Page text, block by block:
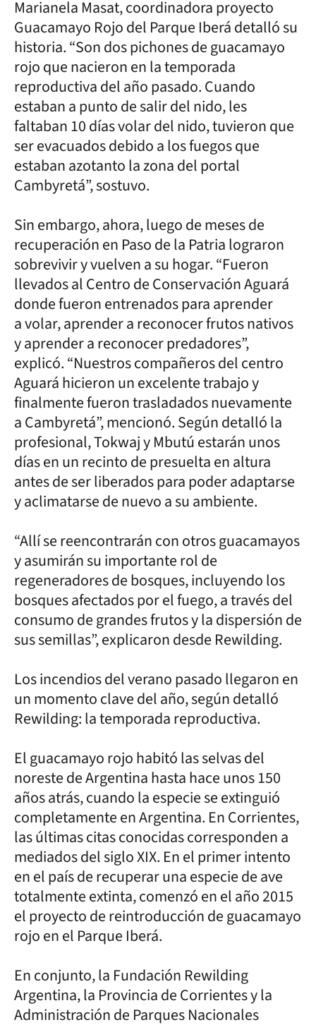
Marianela Masat, coordinadora proyecto
Guacamayo Rojo del Parque Iberá detalló su
historia. “Son dos pichones de guacamayo
rojo que nacieron en la temporada
reproductiva del año pasado. Cuando
estaban a punto de salir del nido, les
faltaban 10 días volar del nido, tuvieron que
ser evacuados debido a los fuegos que
estaban azotanto la zona del portal
Cambyretá”, sostuvo.
Sin embargo, ahora, luego de meses de
recuperación en Paso de la Patria lograron
sobrevivir y vuelven a su hogar. “Fueron
llevados al Centro de Conservación Aguará
donde fueron entrenados para aprender
a volar, aprender a reconocer frutos nativos
y aprender a reconocer predadores”,
explicó. “Nuestros compañeros del centro
Aguará hicieron un excelente trabajo y
finalmente fueron trasladados nuevamente
a Cambyretá”, mencionó. Según detalló la
profesional, Tokwaj y Mbutú estarán unos
días en un recinto de presuelta en altura
antes de ser liberados para poder adaptarse
y aclimatarse de nuevo a su ambiente.
“Allí se reencontrarán con otros guacamayos
y asumirán su importante rol de
regeneradores de bosques, incluyendo los
bosques afectados por el fuego, a través del
consumo de grandes frutos y la dispersión de
sus semillas”, explicaron desde Rewilding.
Los incendios del verano pasado llegaron en
un momento clave del año, según detalló
Rewilding: la temporada reproductiva.
El guacamayo rojo habitó las selvas del
noreste de Argentina hasta hace unos 150
años atrás, cuando la especie se extinguió
completamente en Argentina. En Corrientes,
las últimas citas conocidas corresponden a
mediados del siglo XIX. En el primer intento
en el país de recuperar una especie de ave
totalmente extinta, comenzó en el año 2015
el proyecto de reintroducción de guacamayo
rojo en el Parque Iberá.
En conjunto, la Fundación Rewilding
Argentina, la Provincia de Corrientes y la
Administración de Parques Nacionales